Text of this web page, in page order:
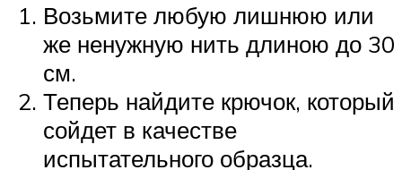
Возьмите любую лишнюю или
же ненужную нить длиною до 30
см.
Теперь найдите крючок, который
сойдет в качестве
испытательного образца.